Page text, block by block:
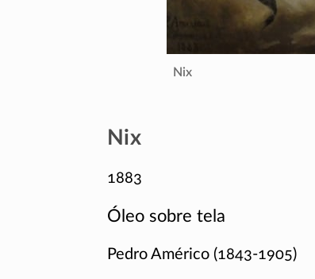
Nix
Nix
1883
Óleo sobre tela
Pedro Américo (1843-1905)